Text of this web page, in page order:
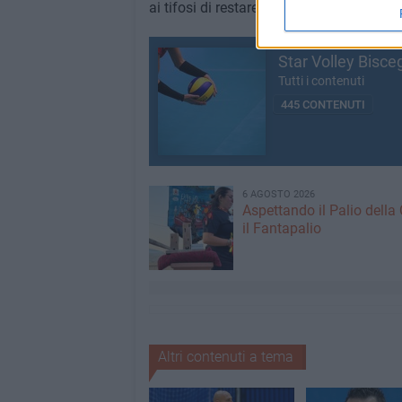
ai tifosi di restare costantemente
Star Volley
Tutti i contenuti
445 CONTENUTI
6 AGOSTO 2026
Aspettando il Palio della
il Fantapalio
Altri contenuti a tema